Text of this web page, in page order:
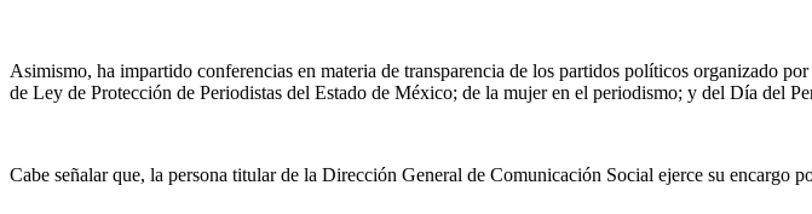
Asimismo, ha impartido conferencias en materia de transparencia de los partidos políticos organizado
de Ley de Protección de Periodistas del Estado de México; de la mujer en el periodismo; y del Día del
Cabe señalar que, la persona titular de la Dirección General de Comunicación Social ejerce su encargo